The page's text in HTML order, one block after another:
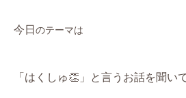
今日 のテーマは
「はくしゅ👏」と言うお話を聞い